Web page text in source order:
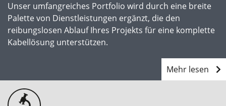
Unser umfangreiches Portfolio wird durch eine breite
Palette von Dienstleistungen ergänzt, die den
reibungslosen Ablauf Ihres Projekts für eine komplette
Kabellösung unterstützen.
Mehr lesen